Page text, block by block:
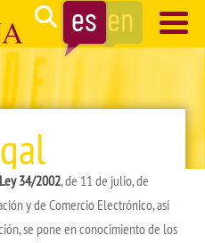
Search
Ley 34/2002, de 11 de julio, de
y de Comercio Electrónico, así
se pone en conocimiento de los